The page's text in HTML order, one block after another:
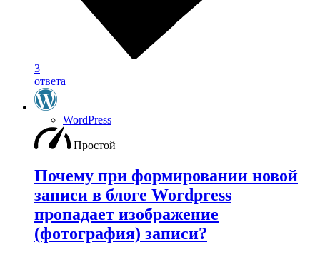
3
ответа
WordPress
Простой
Почему при формировании новой
записи в блоге Wordpress
пропадает изображение
(фотография) записи?